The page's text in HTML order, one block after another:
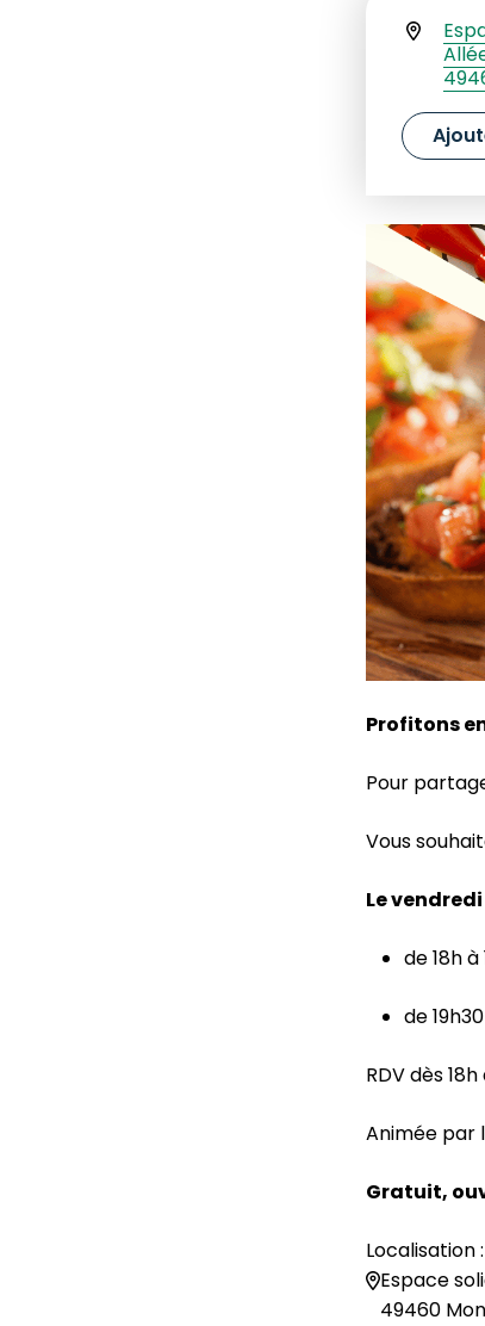
Profitons
Pour
Vous
Le
de 18h
de
RDV dès
Animée par
Gratuit,
Localisation :
Espace
49460